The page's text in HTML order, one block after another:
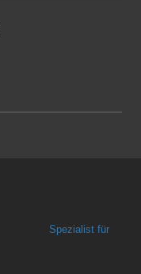
Spezialist für